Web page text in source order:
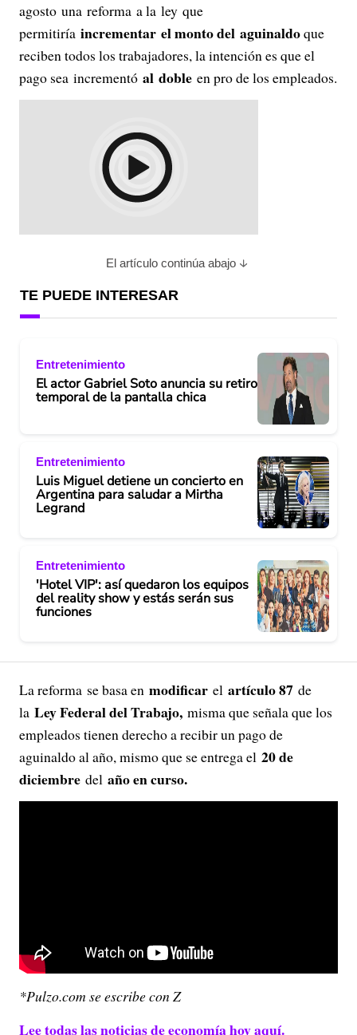
agosto una reforma a la ley que
permitiría incrementar el monto del aguinaldoque
reciben todos los trabajadores, la intención es que el
pago sea incrementó al doble en pro de los empleados.
El artículo continúa abajo
TE PUEDE INTERESAR
Entretenimiento
El actor Gabriel Soto anuncia su retiro
temporal de la pantalla chica
Entretenimiento
Luis Miguel detiene un concierto en
Argentina para saludar a Mirtha
Legrand
Entretenimiento
'Hotel VIP': así quedaron los equipos
del reality show y estás serán sus
funciones
La reforma se basa en modificar el artículo 87 de
la Ley Federal del Trabajo, misma que señala que los
empleados tienen derecho a recibir un pago de
aguinaldo al año, mismo que se entrega el 20 de
diciembre del año en curso.
*Pulzo.com se escribe con Z
Lee todas las noticias de economía hoy aquí.